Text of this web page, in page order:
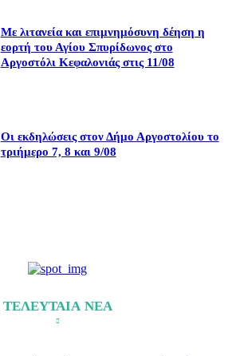
Με λιτανεία και επιμνημόσυνη δέηση η
εορτή του Αγίου Σπυρίδωνος στο
Αργοστόλι Κεφαλονιάς στις 11/08
Οι εκδηλώσεις στον Δήμο Αργοστολίου το
τριήμερο 7, 8 και 9/08
ΤΕΛΕΥΤΑΙΑ ΝΕΑ